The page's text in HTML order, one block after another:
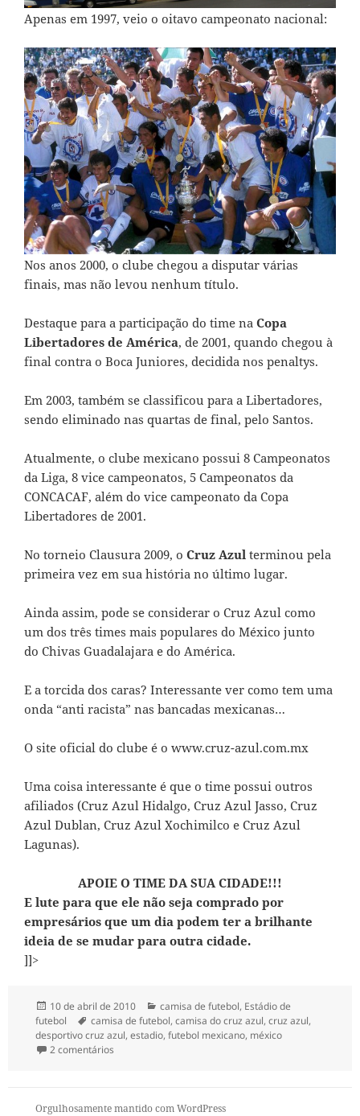
Apenas em 1997, veio o oitavo campeonato nacional:
Nos anos 2000, o clube chegou a disputar várias
finais, mas não levou nenhum título.
Destaque para a participação do time na Copa
Libertadores de América, de 2001, quando chegou à
final contra o Boca Juniores, decidida nos penaltys.
Em 2003, também se classificou para a Libertadores,
sendo eliminado nas quartas de final, pelo Santos.
Atualmente, o clube mexicano possui 8 Campeonatos
da Liga, 8 vice campeonatos, 5 Campeonatos da
CONCACAF, além do vice campeonato da Copa
Libertadores de 2001.
No torneio Clausura 2009, o Cruz Azul terminou pela
primeira vez em sua história no último lugar.
Ainda assim, pode se considerar o Cruz Azul como
um dos três times mais populares do México junto
do Chivas Guadalajara e do América.
E a torcida dos caras? Interessante ver como tem uma
onda “anti racista” nas bancadas mexicanas…
O site oficial do clube é o www.cruz-azul.com.mx
Uma coisa interessante é que o time possui outros
afiliados (Cruz Azul Hidalgo, Cruz Azul Jasso, Cruz
Azul Dublan, Cruz Azul Xochimilco e Cruz Azul
Lagunas).
APOIE O TIME DA SUA CIDADE!!!
E lute para que ele não seja comprado por
empresários que um dia podem ter a brilhante
ideia de se mudar para outra cidade.
]]>
Publicado
em
10 de abril de 2010 Categorias
camisa de futebol, Estádio de
futebol
Tags
camisa de futebol,camisa do cruz azul,cruz azul,
desportivo cruz azul,estadio,futebol mexicano, méxico
2 comentários
Orgulhosamente mantido com WordPress